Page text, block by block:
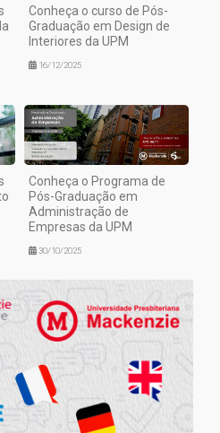
Conheça o curso de Pós-
Graduação em Design de
Interiores da UPM
16/12/2025
Conheça o Programa de
Pós-Graduação em
Administração de
Empresas da UPM
30/10/2025